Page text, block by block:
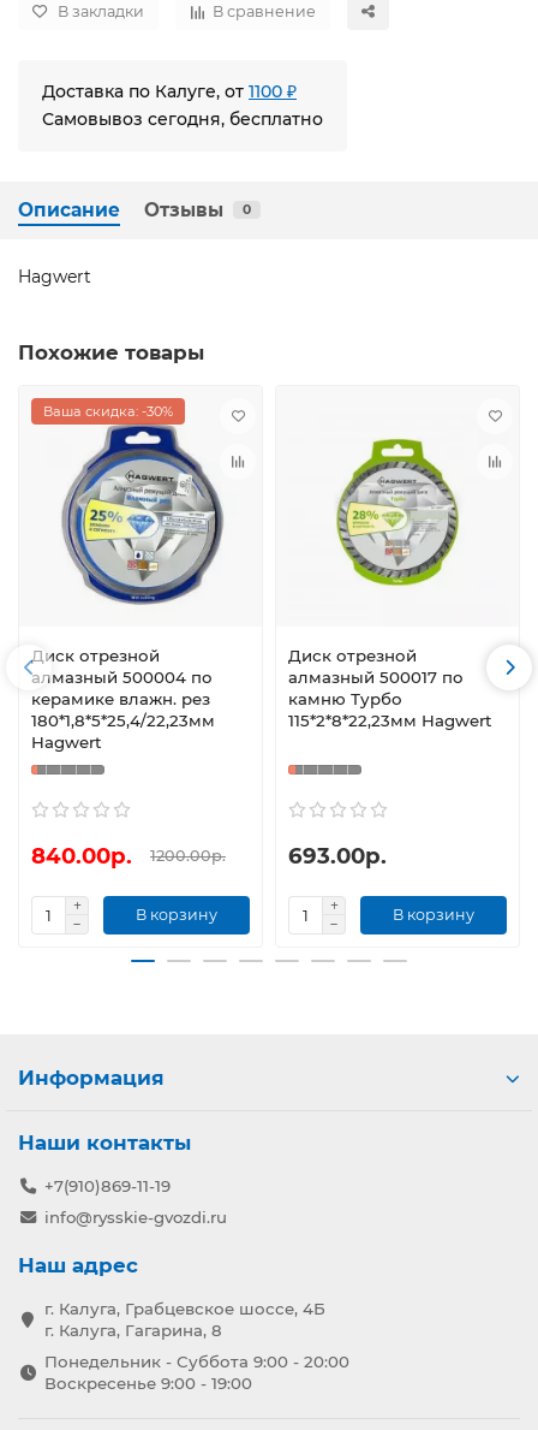
В закладки В сравнение
Доставка по Калуге, от 1100 ₽
Самовывоз сегодня, бесплатно
Описание Отзывы 0
Hagwert
Похожие товары
Ваша скидка: -30%
Диск отрезной
алмазный 500004 по
керамике влажн. рез
180*1,8*5*25,4/22,23мм
Hagwert
840.00р. 1200.00р.
В корзину
Диск отрезной
алмазный 500017 по
камню Турбо
115*2*8*22,23мм Hagwert
693.00р.
В корзину
Информация
Наши контакты
+7(910)869-11-19
info@rysskie-gvozdi.ru
Наш адрес
г. Калуга, Грабцевское шоссе, 4Б
г. Калуга, Гагарина, 8
Понедельник - Суббота 9:00 - 20:00
Воскресенье 9:00 - 19:00